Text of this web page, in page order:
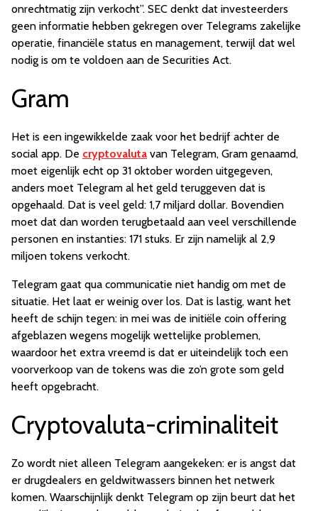
onrechtmatig zijn verkocht”. SEC denkt dat investeerders
geen informatie hebben gekregen over Telegrams zakelijke
operatie, financiële status en management, terwijl dat wel
nodig is om te voldoen aan de Securities Act.
Gram
Het is een ingewikkelde zaak voor het bedrijf achter de
social app. De cryptovaluta van Telegram, Gram genaamd,
moet eigenlijk echt op 31 oktober worden uitgegeven,
anders moet Telegram al het geld teruggeven dat is
opgehaald. Dat is veel geld: 1,7 miljard dollar. Bovendien
moet dat dan worden terugbetaald aan veel verschillende
personen en instanties: 171 stuks. Er zijn namelijk al 2,9
miljoen tokens verkocht.
Telegram gaat qua communicatie niet handig om met de
situatie. Het laat er weinig over los. Dat is lastig, want het
heeft de schijn tegen: in mei was de initiële coin offering
afgeblazen wegens mogelijk wettelijke problemen,
waardoor het extra vreemd is dat er uiteindelijk toch een
voorverkoop van de tokens was die zo’n grote som geld
heeft opgebracht.
Cryptovaluta-criminaliteit
Zo wordt niet alleen Telegram aangekeken: er is angst dat
er drugdealers en geldwitwassers binnen het netwerk
komen. Waarschijnlijk denkt Telegram op zijn beurt dat het